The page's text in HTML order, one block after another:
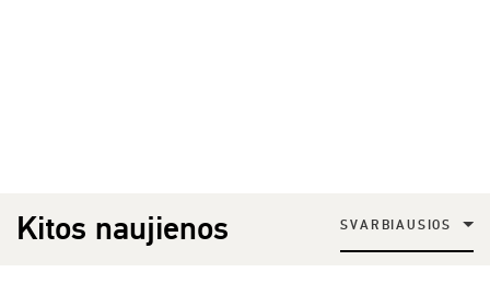
Kitos naujienos SVARBIAUSIOS